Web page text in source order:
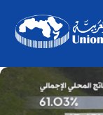
content